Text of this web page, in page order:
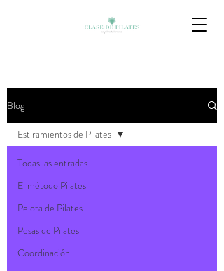
Blog
Todas las entradas
El método Pilates
Pelota de Pilates
Pesas de Pilates
Coordinación
Estiramientos de Pilates